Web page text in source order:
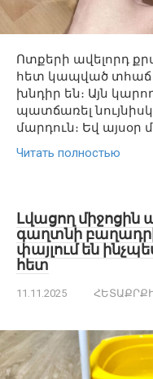
Ոտքերի ավելորդ
հետ կապված տհաճ
խնդիր են։ Այն
պատճառել
մարդուն։ Եվ այսօր
Читать полностью
Լվացող միջոցին
գաղտնի
փայլում են
հետ
11.11.2025